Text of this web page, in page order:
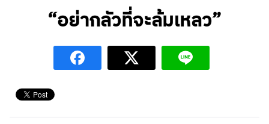
“อย่ากลัวที่จะล้มเหลว”